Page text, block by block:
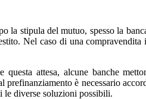
stipula del mutuo, spesso la
Nel caso di una
attesa, alcune banche
è necessario
le diverse soluzioni possibili.